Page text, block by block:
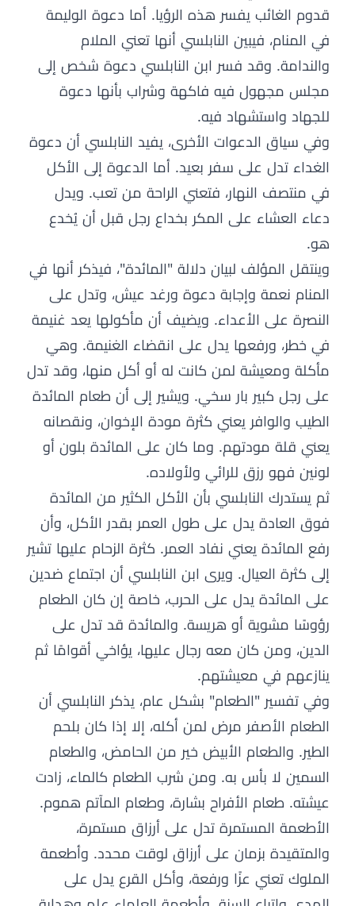
قدوم الغائب يفسر هذه الرؤيا. أما دعوة الوليمة
في المنام، فيبين النابلسي أنها تعني الملام
والندامة. وقد فسر ابن النابلسي دعوة شخص إلى
مجلس مجهول فيه فاكهة وشراب بأنها دعوة
للجهاد واستشهاد فيه.
وفي سياق الدعوات الأخرى، يفيد النابلسي أن دعوة
الغداء تدل على سفر بعيد. أما الدعوة إلى الأكل
في منتصف النهار، فتعني الراحة من تعب. ويدل
دعاء العشاء على المكر بخداع رجل قبل أن يُخدع
هو.
وينتقل المؤلف لبيان دلالة "المائدة"، فيذكر أنها في
المنام نعمة وإجابة دعوة ورغد عيش، وتدل على
النصرة على الأعداء. ويضيف أن مأكولها يعد غنيمة
في خطر، ورفعها يدل على انقضاء الغنيمة. وهي
مأكلة ومعيشة لمن كانت له أو أكل منها، وقد تدل
على رجل كبير بار سخي. ويشير إلى أن طعام المائدة
الطيب والوافر يعني كثرة مودة الإخوان، ونقصانه
يعني قلة مودتهم. وما كان على المائدة بلون أو
لونين فهو رزق للرائي ولأولاده.
ثم يستدرك النابلسي بأن الأكل الكثير من المائدة
فوق العادة يدل على طول العمر بقدر الأكل، وأن
رفع المائدة يعني نفاد العمر. كثرة الزحام عليها تشير
إلى كثرة العيال. ويرى ابن النابلسي أن اجتماع ضدين
على المائدة يدل على الحرب، خاصة إن كان الطعام
رؤوسًا مشوية أو هريسة. والمائدة قد تدل على
الدين، ومن كان معه رجال عليها، يؤاخي أقوامًا ثم
ينازعهم في معيشتهم.
وفي تفسير "الطعام" بشكل عام، يذكر النابلسي أن
الطعام الأصفر مرض لمن أكله، إلا إذا كان بلحم
الطير. والطعام الأبيض خير من الحامض، والطعام
السمين لا بأس به. ومن شرب الطعام كالماء، زادت
عيشته. طعام الأفراح بشارة، وطعام المآتم هموم.
الأطعمة المستمرة تدل على أرزاق مستمرة،
والمتقيدة بزمان على أرزاق لوقت محدد. وأطعمة
الملوك تعني عزًا ورفعة، وأكل القرع يدل على